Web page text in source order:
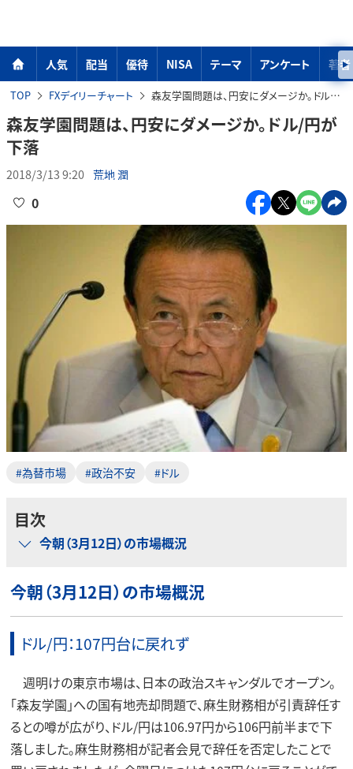
人気 配当 優待 NISA テーマ アンケート 著者
TOP FXデイリーチャート 森友学園問題は、円安にダメージか。ドル/円が下落
森友学園問題は、円安にダメージか。ドル/円が
下落
2018/3/13 9:20 荒地 潤
0
#為替市場 #政治不安 #ドル
目次
今朝（3月12日）の市場概況
今朝（3月12日）の市場概況
ドル/円：107円台に戻れず
週明けの東京市場は、日本の政治スキャンダルでオープン。
「森友学園」への国有地売却問題で、麻生財務相が引責辞任す
るとの噂が広がり、ドル/円は106.97円から106円前半まで下
落しました。麻生財務相が記者会見で辞任を否定したことで